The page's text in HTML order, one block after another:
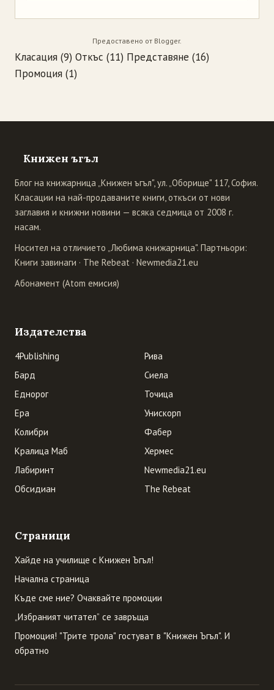
Предоставено от Blogger.
Класация (9) Откъс (11) Представяне (16)
Промоция (1)
Книжен ъгъл
Блог на книжарница „Книжен ъгъл", ул. „Оборище" 117, София.
Класации на най-продаваните книги, откъси от нови
заглавия и книжни новини — всяка седмица от 2008 г.
насам.
Носител на отличието „Любима книжарница". Партньори:
Книги завинаги · The Rebeat · Newmedia21.eu
Абонамент (Atom емисия)
Издателства
4Publishing
Бард
Еднорог
Ера
Колибри
Кралица Маб
Лабиринт
Обсидиан
Рива
Сиела
Точица
Унискорп
Фабер
Хермес
Newmedia21.eu
The Rebeat
Страници
Хайде на училище с Книжен Ъгъл!
Начална страница
Къде сме ние? Очаквайте промоции
„Избраният читател” се завръща
Промоция! "Трите трола" гостуват в "Книжен Ъгъл". И
обратно